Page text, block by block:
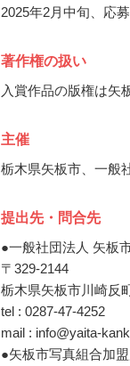
2025年2月中旬、応
著作権の扱い
入賞作品の版権は矢
主催
栃木県矢板市、一般
提出先・問合先
●一般社団法人 矢板
〒329-2144
栃木県矢板市川崎反
tel : 0287-47-4252
mail : info@yaita-
●矢板市写真組合加